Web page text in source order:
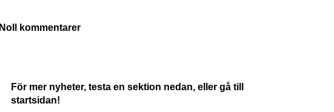
Noll kommentarer
För mer nyheter, testa en sektion nedan, eller gå till
startsidan!